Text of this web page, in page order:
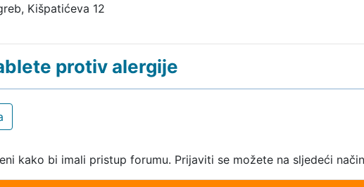
Kišpatićeva 12
protiv alergije
kako bi imali pristup forumu. Prijaviti se možete na sljedeći